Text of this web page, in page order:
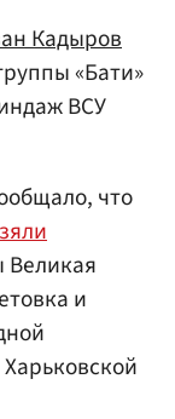
Кадыров
«Бати»
ВСУ
что
Великая
и